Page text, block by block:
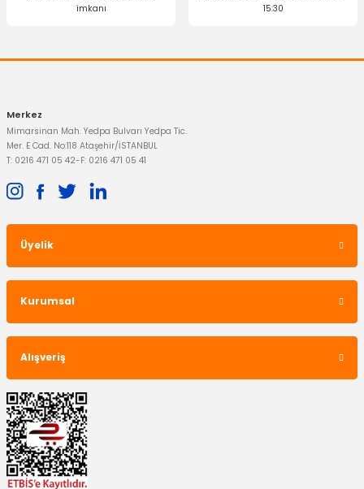
imkanı
15:30
Merkez
Mimarsinan Mah. Yedpa Bulvarı Yedpa Tic.
Mer. E Cad. No:118 Ataşehir/İSTANBUL
T: 0216 471 05 42-F: 0216 471 05 41
Üyelik
Kurumsal
Alışveriş